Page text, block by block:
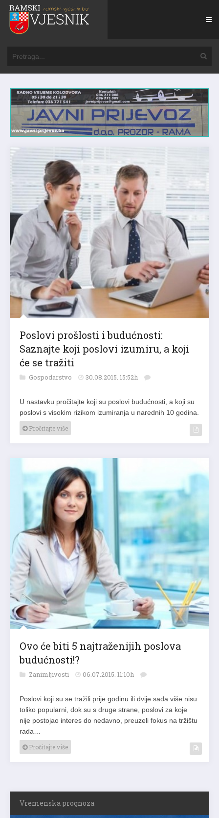
Poslovi prošlosti i budućnosti:
Saznajte koji poslovi izumiru, a koji
će se tražiti
Gospodarstvo 30.08.2015. 15:52h
U nastavku pročitajte koji su poslovi budućnosti, a koji su
poslovi s visokim rizikom izumiranja u narednih 10 godina.
Pročitajte više
Ovo će biti 5 najtraženijih poslova
budućnosti!?
Zanimljivosti 06.07.2015. 11:10h
Poslovi koji su se tražili prije godinu ili dvije sada više nisu
toliko popularni, dok su s druge strane, poslovi za koje
nije postojao interes do nedavno, preuzeli fokus na tržištu
rada…
Pročitajte više
Vremenska prognoza